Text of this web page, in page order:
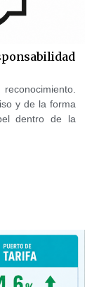
y de la forma
dentro de la